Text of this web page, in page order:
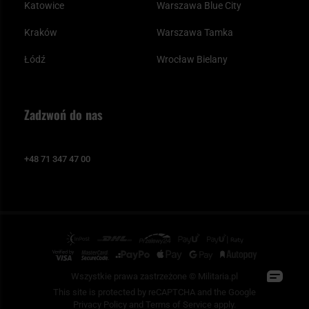
Katowice
Kraków
Łódź
Warszawa Blue City
Warszawa Tamka
Wrocław Bielany
Zadzwoń do nas
+48 71 347 47 00
Wszystkie prawa zastrzeżone © Militaria.pl
This site is protected by reCAPTCHA and the Google
Privacy Policy and Terms of Service apply.